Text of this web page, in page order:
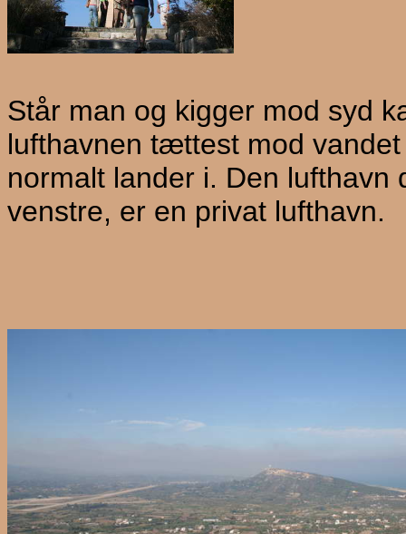
Står man og kigger mod syd
lufthavnen tættest mod
normalt lander i. Den
venstre, er en privat lufthavn.